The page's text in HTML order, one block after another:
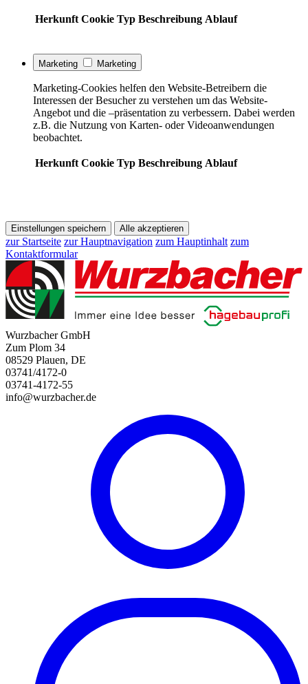
Herkunft Cookie Typ Beschreibung Ablauf
Marketing Marketing
Marketing-Cookies helfen den Website-Betreibern die
Interessen der Besucher zu verstehen um das Website-
Angebot und die –präsentation zu verbessern. Dabei werden
z.B. die Nutzung von Karten- oder Videoanwendungen
beobachtet.
Herkunft Cookie Typ Beschreibung Ablauf
Einstellungen speichern Alle akzeptieren
zur Startseite zur Hauptnavigation zum Hauptinhalt zum
Kontaktformular
Wurzbacher GmbH
Zum Plom 34
08529 Plauen, DE
03741/4172-0
03741-4172-55
info@wurzbacher.de